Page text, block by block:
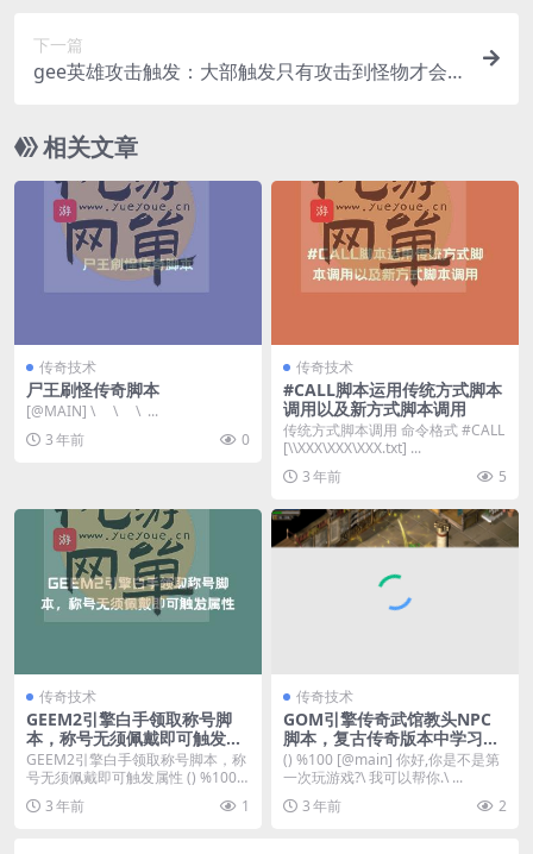
下一篇
gee英雄攻击触发：大部触发只有攻击到怪物才会
相关文章
传奇技术
尸王刷怪传奇脚本
[@MAIN] \ \ \ ...
3 年前
0
传奇技术
#CALL脚本运用传统方式脚本
调用以及新方式脚本调用
传统方式脚本调用 命令格式 #CALL
[\\XXX\XXX\XXX.txt] ...
3 年前
5
传奇技术
GEEM2引擎白手领取称号脚
本，称号无须佩戴即可触发属
性
GEEM2引擎白手领取称号脚本，称
号无须佩戴即可触发属性 () %100
[@M...
3 年前 1
传奇技术
GOM引擎传奇武馆教头NPC
脚本，复古传奇版本中学习玩
传奇的入门技巧
() %100 [@main] 你好,你是不是第
一次玩游戏?\ 我可以帮你.\ ...
3 年前
2